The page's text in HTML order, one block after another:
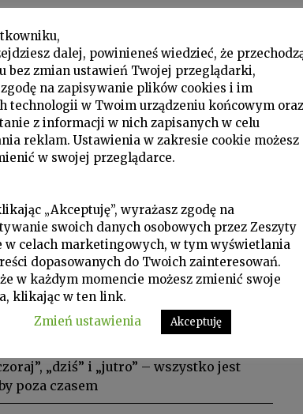
CZAPSKI
do Pawła Hertza
myślę, że starość, której uderzenia
późno odczułem na sobie (pamięć,
pracy etc.), ma jeden plus
ważny. Przy kurczeniu się czasu
„dziś” i „jutro” – wszystko jest
poza czasem
dalej, powinieneś wiedzieć, że
bez zmian ustawień Twojej przeglądarki,
na zapisywanie plików cookies i im
technologii w Twoim urządzeniu końcowym oraz
z informacji w nich zapisanych w celu
reklam. Ustawienia w zakresie cookie możesz
w swojej przeglądarce.
„Akceptuję”, wyrażasz zgodę na
swoich danych osobowych przez Zeszyty
w celach marketingowych, w tym wyświetlania
dopasowanych do Twoich zainteresowań.
w każdym momencie możesz zmienić swoje
klikając w ten link.
Zmień ustawienia
Akceptuję